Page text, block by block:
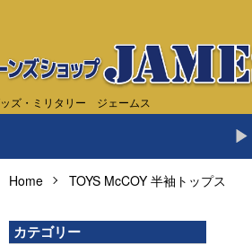
ズ・ミリタリー ジェームス
Home TOYS McCOY 半袖トップス
カテゴリー